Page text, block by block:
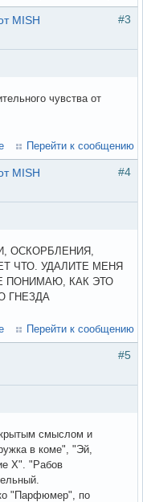
#3
MISH
чувства от
Перейти к сообщению
#4
MISH
ОСКОРБЛЕНИЯ,
ЧТО. УДАЛИТЕ МЕНЯ
ПОНИМАЮ, КАК ЭТО
ГНЕЗДА
Перейти к сообщению
#5
смыслом и
в коме", "Эй,
Х". "Рабов
"Парфюмер", по